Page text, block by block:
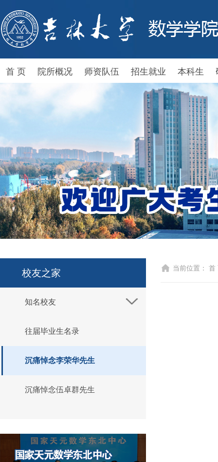
首 页 院所概况 师资队伍 招生就业 本科生
校友之家
知名校友
往届毕业生名录
沉痛悼念李荣华先生
沉痛悼念伍卓群先生
当前位置： 首